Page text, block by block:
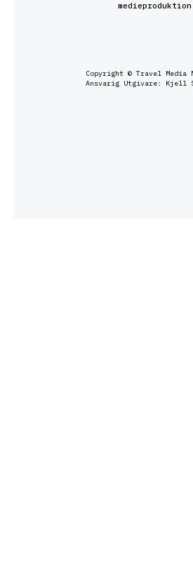
Copyright © Travel Media
Ansvarig Utgivare: Kjell